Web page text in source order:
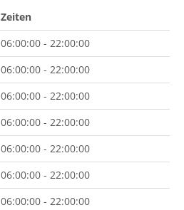
Zeiten
06:00:00 - 22:00:00
06:00:00 - 22:00:00
06:00:00 - 22:00:00
06:00:00 - 22:00:00
06:00:00 - 22:00:00
06:00:00 - 22:00:00
06:00:00 - 22:00:00